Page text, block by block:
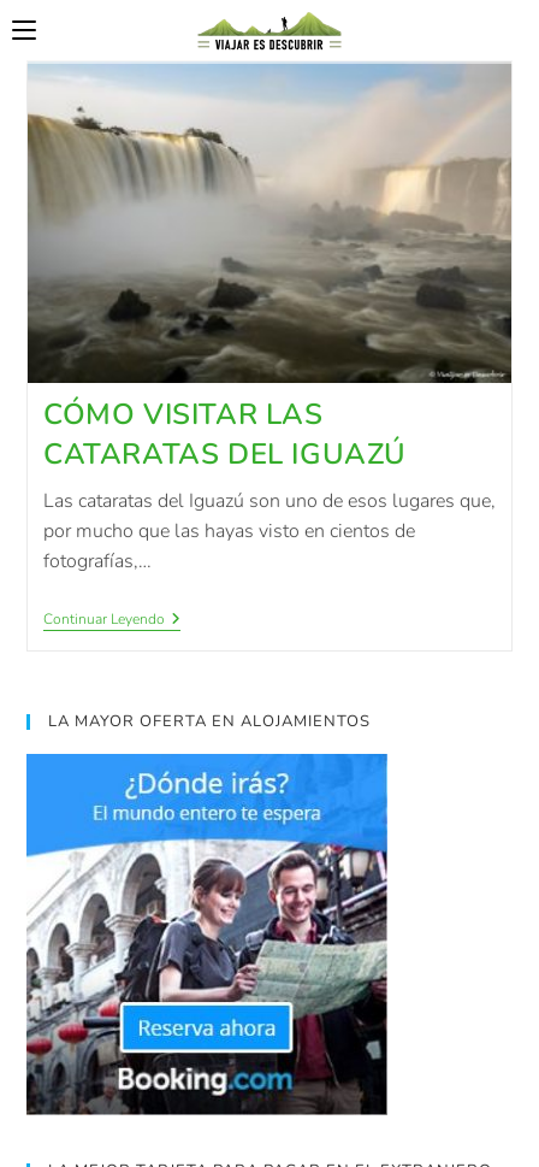
CÓMO VISITAR LAS
CATARATAS DEL IGUAZÚ
Las cataratas del Iguazú son uno de esos lugares que,
por mucho que las hayas visto en cientos de
fotografías,…
Continuar Leyendo
LA MAYOR OFERTA EN ALOJAMIENTOS